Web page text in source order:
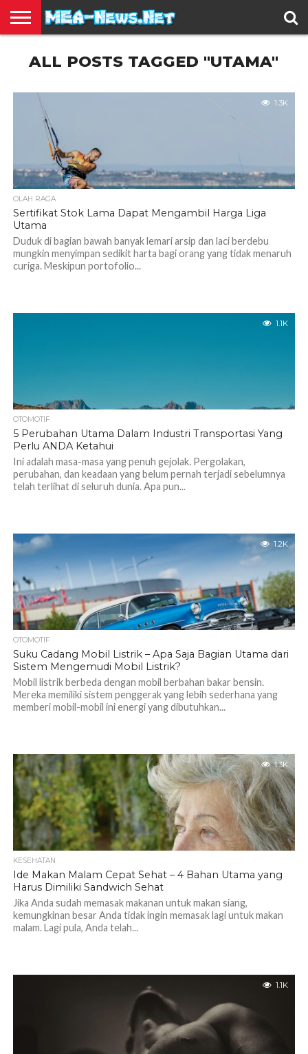
TERBARU
EDUKASI
HIBURAN
INSPIRASI
KESEHATAN
KULINER
OLAH
RAGA
OTOMOTIF
TRAVEL
JUAL
BELI
ALL POSTS TAGGED "UTAMA"
1.3K
OLAH RAGA
Sertifikat Stok Lama Dapat Mengambil Harga Liga
Utama
Duduk di bagian bawah banyak lemari arsip dan laci berdebu
mungkin menyimpan sedikit harta bagi orang yang tidak menaruh
curiga. Meskipun portofolio...
1.1K
OTOMOTIF
5 Perubahan Utama Dalam Industri Transportasi Yang
Perlu ANDA Ketahui
Ini adalah masa-masa yang penuh gejolak. Pergolakan,
perubahan, dan keadaan yang belum pernah terjadi sebelumnya
telah terlihat di seluruh dunia. Apa pun...
1.2K
OTOMOTIF
Suku Cadang Mobil Listrik – Apa Saja Bagian Utama dari
Sistem Mengemudi Mobil Listrik?
Mobil listrik berbeda dengan mobil berbahan bakar bensin.
Mereka memiliki sistem penggerak yang lebih sederhana yang
memberi mobil-mobil ini energi yang dibutuhkan...
1.3K
KESEHATAN
Ide Makan Malam Cepat Sehat – 4 Bahan Utama yang
Harus Dimiliki Sandwich Sehat
Jika Anda sudah memasak makanan untuk makan siang,
kemungkinan besar Anda tidak ingin memasak lagi untuk makan
malam. Lagi pula, Anda telah...
1.1K